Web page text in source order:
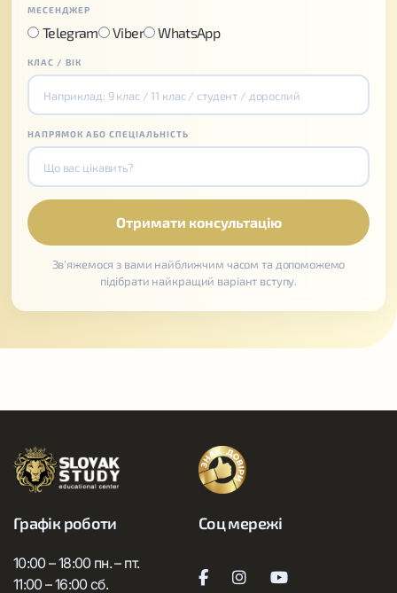
МЕСЕНДЖЕР
Telegram Viber WhatsApp
КЛАС / ВІК
НАПРЯМОК АБО СПЕЦІАЛЬНІСТЬ
Зв'яжемося з вами найближчим часом та допоможемо
підібрати найкращий варіант вступу.
Графік роботи
10:00 – 18:00 пн. – пт.
11:00 – 16:00 сб.
Соц мережі